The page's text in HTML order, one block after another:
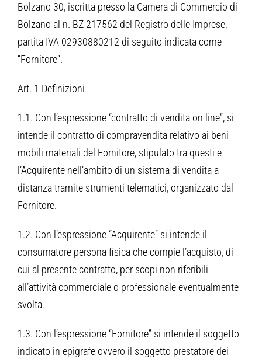
Bolzano 30, iscritta presso la Camera di Commercio di
Bolzano al n. BZ 217562 del Registro delle Imprese,
partita IVA 02930880212 di seguito indicata come
“Fornitore”.
Art. 1 Definizioni
1.1. Con l’espressione “contratto di vendita on line”, si
intende il contratto di compravendita relativo ai beni
mobili materiali del Fornitore, stipulato tra questi e
l’Acquirente nell’ambito di un sistema di vendita a
distanza tramite strumenti telematici, organizzato dal
Fornitore.
1.2. Con l’espressione “Acquirente” si intende il
consumatore persona fisica che compie l’acquisto, di
cui al presente contratto, per scopi non riferibili
all’attività commerciale o professionale eventualmente
svolta.
1.3. Con l’espressione “Fornitore” si intende il soggetto
indicato in epigrafe ovvero il soggetto prestatore dei